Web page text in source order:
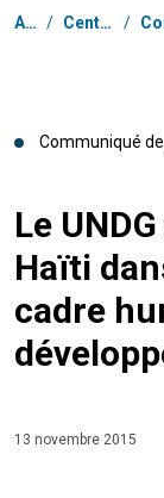
Fil d'Ariane
Accueil / Centre de presse /
Communiqué
Le
Haïti
cadre
13 novembre 2015